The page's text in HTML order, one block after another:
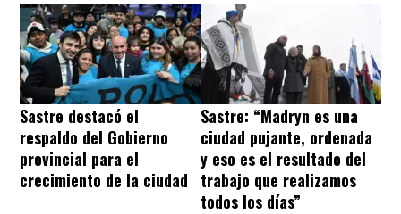
Sastre destacó el
respaldo del Gobierno
provincial para el
crecimiento de la ciudad
Sastre: “Madryn es una
ciudad pujante, ordenada
y eso es el resultado del
trabajo que realizamos
todos los días”